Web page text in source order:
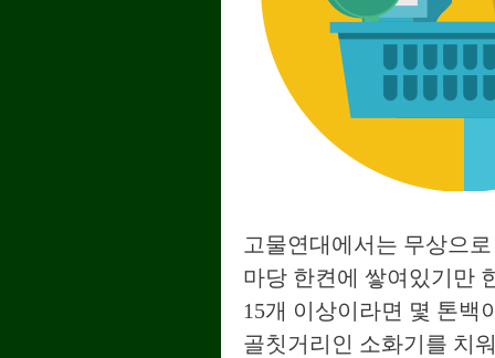
고물연대에서는 무상으
마당 한켠에 쌓여있기만
15개 이상이라면 몇 톤백
골칫거리인 소화기를 치